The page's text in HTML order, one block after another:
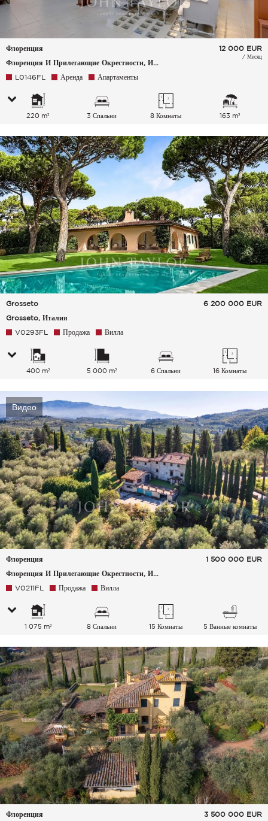
Флоренция
Флоренция И Прилегающие Окрестности, Италия
12 000 EUR
/ Месяц
L0146FL Аренда Апартаменты
220 m² 3 Спальни 8 Комнаты 163 m²
Grosseto
Grosseto, Италия
6 200 000 EUR
V0293FL Продажа Вилла
400 m² 5 000 m² 6 Спальни 16 Комнаты
Видео
Флоренция
Флоренция И Прилегающие Окрестности, Италия
1 500 000 EUR
V0211FL Продажа Вилла
1 075 m² 8 Спальни 15 Комнаты 5 Ванные комнаты
Флоренция 3 500 000 EUR